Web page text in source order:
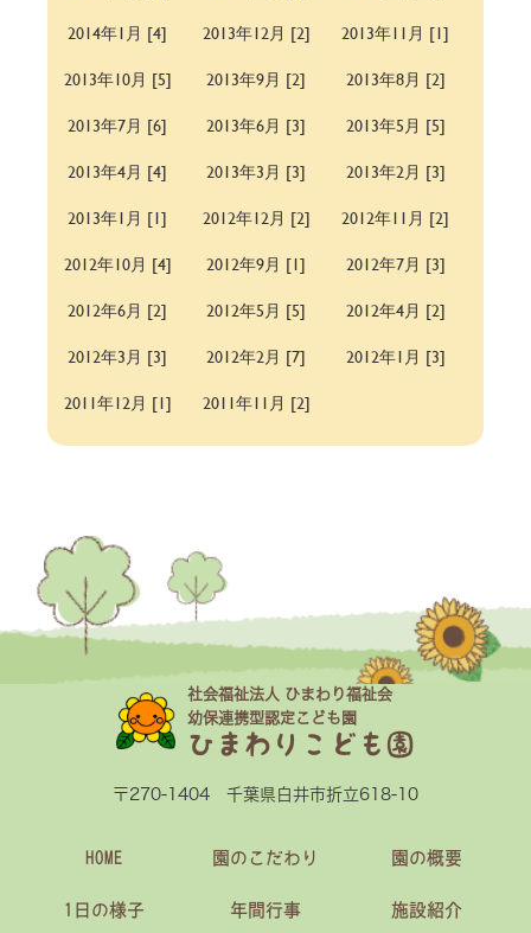
2014年1月 [4]
2013年12月 [2]
2013年11月 [1]
2013年10月 [5]
2013年9月 [2]
2013年8月 [2]
2013年7月 [6]
2013年6月 [3]
2013年5月 [5]
2013年4月 [4]
2013年3月 [3]
2013年2月 [3]
2013年1月 [1]
2012年12月 [2]
2012年11月 [2]
2012年10月 [4]
2012年9月 [1]
2012年7月 [3]
2012年6月 [2]
2012年5月 [5]
2012年4月 [2]
2012年3月 [3]
2012年2月 [7]
2012年1月 [3]
2011年12月 [1]
2011年11月 [2]
社会福祉法人 ひまわり福祉会
幼保連携型認定こども園
ひまわりこども園
〒270-1404 千葉県白井市折立618-10
HOME 園のこだわり 園の概要
1日の様子 年間行事 施設紹介